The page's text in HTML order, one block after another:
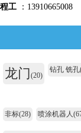
程工 ：13910665008
龙门(20)
钻孔 铣孔
非标(28) 喷涂机器人